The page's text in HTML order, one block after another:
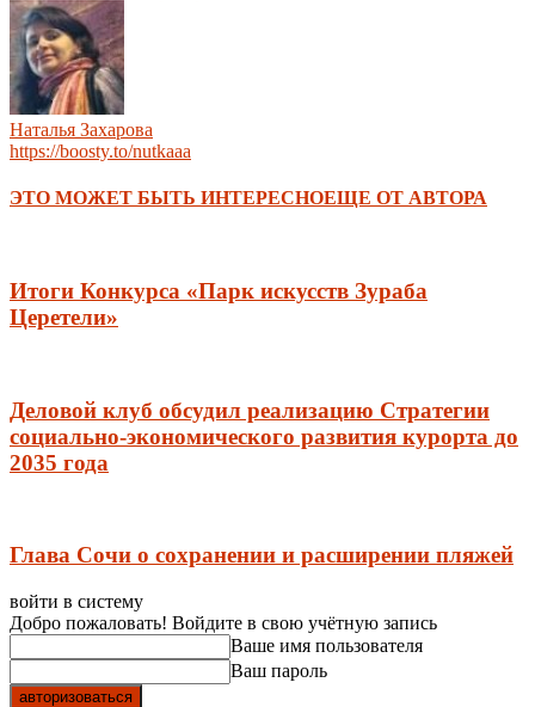
Наталья Захарова
https://boosty.to/nutkaaa
ЭТО МОЖЕТ БЫТЬ ИНТЕРЕСНОЕЩЕ ОТ АВТОРА
Итоги Конкурса «Парк искусств Зураба
Церетели»
Деловой клуб обсудил реализацию Стратегии
социально-экономического развития курорта до
2035 года
Глава Сочи о сохранении и расширении пляжей
войти в систему
Добро пожаловать! Войдите в свою учётную запись
Ваше имя пользователя
Ваш пароль